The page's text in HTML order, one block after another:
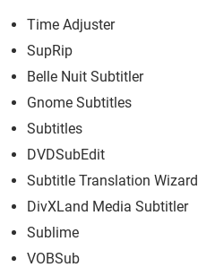
Time Adjuster
SupRip
Belle Nuit Subtitler
Gnome Subtitles
Subtitles
DVDSubEdit
Subtitle Translation Wizard
DivXLand Media Subtitler
Sublime
VOBSub